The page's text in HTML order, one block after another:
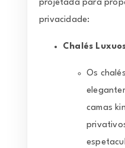
projetada para
privacidade:
Chalés
Os
camas